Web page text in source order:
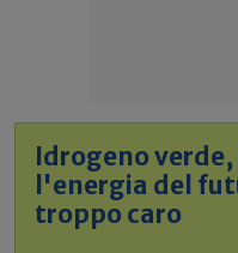
Idrogeno
l'energia del
troppo caro